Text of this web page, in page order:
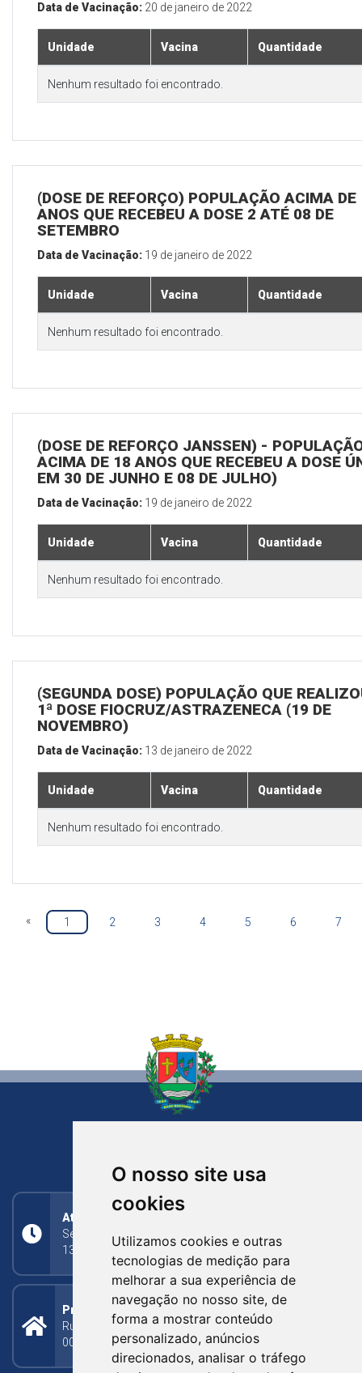
O nosso site usa
cookies
Utilizamos cookies e outras
tecnologias de medição para
melhorar a sua experiência de
navegação no nosso site, de
forma a mostrar conteúdo
personalizado, anúncios
direcionados, analisar o tráfego
Data de Vacinação: 20 de janeiro de 2022
Unidade Vacina Quantidade
Nenhum resultado foi encontrado.
(DOSE DE REFORÇO) POPULAÇÃO ACIMA DE
ANOS QUE RECEBEU A DOSE 2 ATÉ 08 DE
SETEMBRO
Data de Vacinação: 19 de janeiro de 2022
Unidade Vacina Quantidade
Nenhum resultado foi encontrado.
(DOSE DE REFORÇO JANSSEN) -
ACIMA DE 18 ANOS QUE RECEBEU A DOSE
EM 30 DE JUNHO E 08 DE JULHO)
Data de Vacinação: 19 de janeiro de 2022
Unidade Vacina Quantidade
Nenhum resultado foi encontrado.
(SEGUNDA DOSE) POPULAÇÃO QUE
1ª DOSE FIOCRUZ/ASTRAZENECA (19 DE
NOVEMBRO)
Data de Vacinação: 13 de janeiro de 2022
Unidade Vacina Quantidade
Nenhum resultado foi encontrado.
« 1 2 3 4 5 6 7
Atendimento
Segunda a Sexta: 8h às 11h30min (manhã);
13h30min às 17h (tarde)
Prefeitura Municipal
Rua Silva Jardim, 505 - Bairro Centro - CEP: 95340-
000